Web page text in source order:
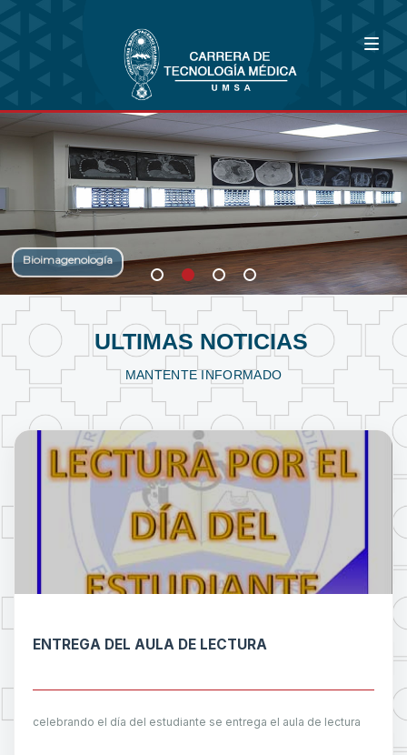
Bioimagenología
Fisioterapia y Kinesiología
Laboratorio Clínico
ULTIMAS NOTICIAS
MANTENTE INFORMADO
ENTREGA DEL AULA DE LECTURA
celebrando el día del estudiante se entrega el aula de lectura